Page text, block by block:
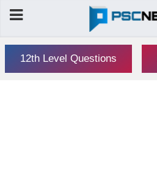
12th Level Questions